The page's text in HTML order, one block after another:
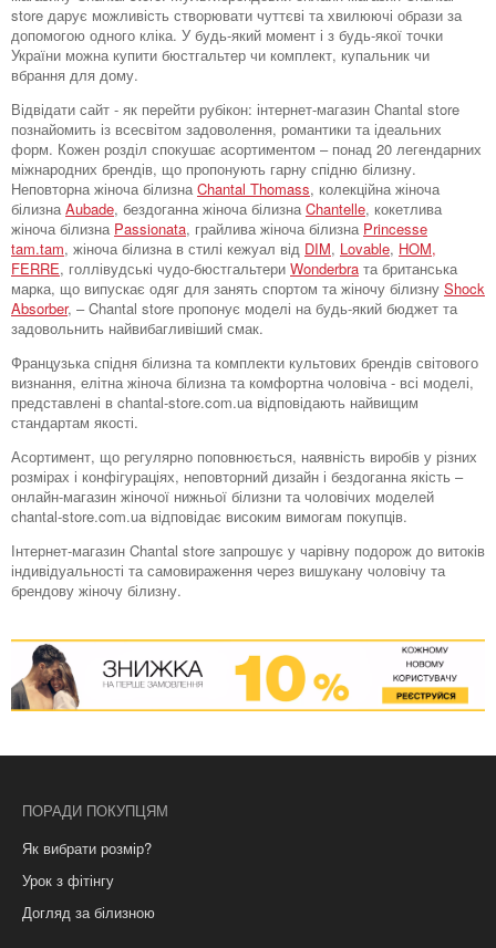
store дарує можливість створювати чуттєві та хвилюючі образи за
допомогою одного кліка. У будь-який момент і з будь-якої точки
України можна купити бюстгальтер чи комплект, купальник чи
вбрання для дому.
Відвідати сайт - як перейти рубікон: інтернет-магазин Chantal store
познайомить із всесвітом задоволення, романтики та ідеальних
форм. Кожен розділ спокушає асортиментом – понад 20 легендарних
міжнародних брендів, що пропонують гарну спідню білизну.
Неповторна жіноча білизна Chantal Thomass, колекційна жіноча
білизна Aubade, бездоганна жіноча білизна Chantelle, кокетлива
жіноча білизна Passionata, грайлива жіноча білизна Princesse
tam.tam, жіноча білизна в стилі кежуал від DIM, Lovable, HOM,
FERRE, голлівудські чудо-бюстгальтери Wonderbra та британська
марка, що випускає одяг для занять спортом та жіночу білизну Shock
Absorber, – Chantal store пропонує моделі на будь-який бюджет та
задовольнить найвибагливіший смак.
Французька спідня білизна та комплекти культових брендів світового
визнання, елітна жіноча білизна та комфортна чоловіча - всі моделі,
представлені в chantal-store.com.ua відповідають найвищим
стандартам якості.
Асортимент, що регулярно поповнюється, наявність виробів у різних
розмірах і конфігураціях, неповторний дизайн і бездоганна якість –
онлайн-магазин жіночої нижньої білизни та чоловічих моделей
chantal-store.com.ua відповідає високим вимогам покупців.
Інтернет-магазин Chantal store запрошує у чарівну подорож до витоків
індивідуальності та самовираження через вишукану чоловічу та
брендову жіночу білизну.
ПОРАДИ ПОКУПЦЯМ
Як вибрати розмір?
Урок з фітінгу
Догляд за білизною